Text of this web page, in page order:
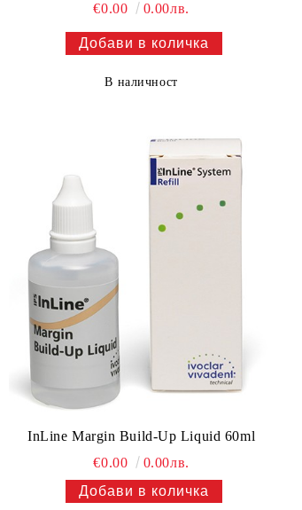
€0.00 0.00лв.
В наличност
InLine Margin Build-Up Liquid 60ml
€0.00
0.00лв.